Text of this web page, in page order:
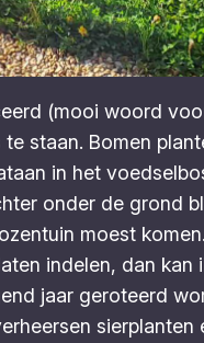
(mooi woord
staan. Bomen
in het
onder de grond
moest
indelen, dan
jaar geroteerd